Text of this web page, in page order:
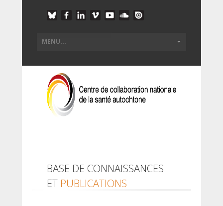
BASE DE CONNAISSANCES
ET PUBLICATIONS